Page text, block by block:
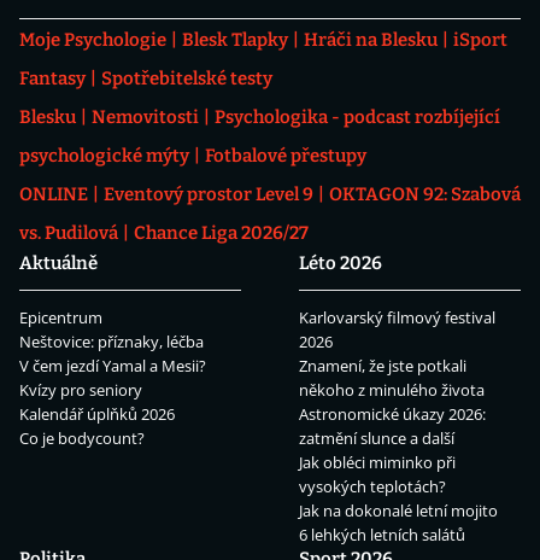
Moje Psychologie Blesk Tlapky Hráči na Blesku
iSport
Fantasy
Spotřebitelské testy
Blesku
Nemovitosti
Psychologika - podcast rozbíjející
psychologické mýty
Fotbalové přestupy
ONLINE
Eventový prostor Level 9
OKTAGON 92: Szabová
vs. Pudilová
Chance Liga 2026/27
Aktuálně
Epicentrum
Neštovice: příznaky, léčba
V čem jezdí Yamal a Mesii?
Kvízy pro seniory
Kalendář úplňků 2026
Co je bodycount?
Léto 2026
Karlovarský filmový festival
2026
Znamení, že jste potkali
někoho z minulého života
Astronomické úkazy 2026:
zatmění slunce a další
Jak obléci miminko při
vysokých teplotách?
Jak na dokonalé letní mojito
6 lehkých letních salátů